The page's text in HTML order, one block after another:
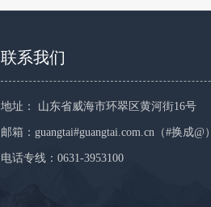
联系我们
地址： 山东省威海市环翠区黄河街16号
邮箱：guangtai#guangtai.com.cn（#换成@）
电话专线：0631-3953100